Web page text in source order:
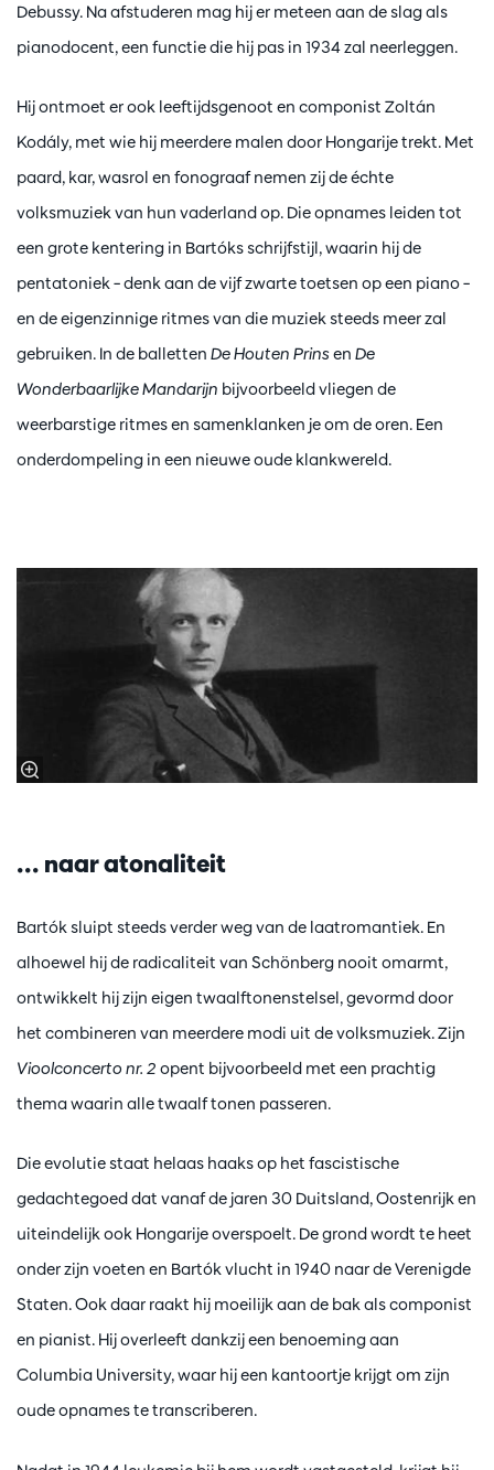
Debussy. Na afstuderen mag hij er meteen aan de slag als
pianodocent, een functie die hij pas in 1934 zal neerleggen.
Hij ontmoet er ook leeftijdsgenoot en componist Zoltán
Kodály, met wie hij meerdere malen door Hongarije trekt. Met
paard, kar, wasrol en fonograaf nemen zij de échte
volksmuziek van hun vaderland op. Die opnames leiden tot
een grote kentering in Bartóks schrijfstijl, waarin hij de
pentatoniek – denk aan de vijf zwarte toetsen op een piano –
en de eigenzinnige ritmes van die muziek steeds meer zal
gebruiken. In de balletten De Houten Prinsen De
Wonderbaarlijke Mandarijn bijvoorbeeld vliegen de
weerbarstige ritmes en samenklanken je om de oren. Een
onderdompeling in een nieuwe oude klankwereld.
... naar atonaliteit
Bartók sluipt steeds verder weg van de laatromantiek. En
alhoewel hij de radicaliteit van Schönberg nooit omarmt,
ontwikkelt hij zijn eigen twaalftonenstelsel, gevormd door
het combineren van meerdere modi uit de volksmuziek. Zijn
Vioolconcerto nr. 2 opent bijvoorbeeld met een prachtig
thema waarin alle twaalf tonen passeren.
Die evolutie staat helaas haaks op het fascistische
gedachtegoed dat vanaf de jaren 30 Duitsland, Oostenrijk en
uiteindelijk ook Hongarije overspoelt. De grond wordt te heet
onder zijn voeten en Bartók vlucht in 1940 naar de Verenigde
Staten. Ook daar raakt hij moeilijk aan de bak als componist
en pianist. Hij overleeft dankzij een benoeming aan
Columbia University, waar hij een kantoortje krijgt om zijn
oude opnames te transcriberen.